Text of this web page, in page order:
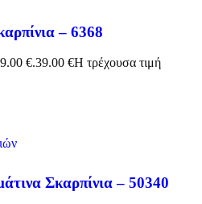
– 6368
€.39.00 €Η τρέχουσα τιμή
Σκαρπίνια – 50340